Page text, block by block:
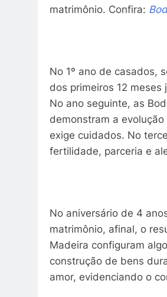
matrimônio. Confira:
No 1º ano de casados,
dos primeiros 12
No ano seguinte, as
demonstram a
exige cuidados. No
fertilidade, parceria e
No aniversário de 4
matrimônio, afinal, o
Madeira configuram
construção de bens
amor, evidenciando o